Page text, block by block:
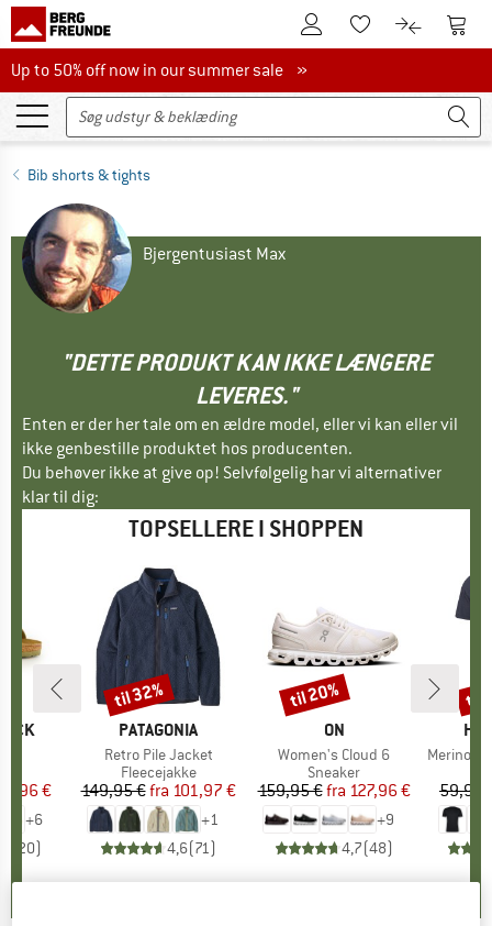
Til kundekontoenTil huskesedlen.
Til Til
Up to 50% off now in our summer sale
Up to 50% off now in our summer sale »
Bib shorts & tights
Bjergentusiast Max
"DETTE PRODUKT KAN IKKE LÆNGERE
LEVERES."
Enten er der her tale om en ældre model, eller vi kan eller vil
ikke genbestille produktet hos producenten.
Du behøver ikke at give op! Selvfølgelig har vi alternativer
klar til dig:
TOPSELLERE I SHOPPEN
pris
€
+6
20)
MÆRKE
PATAGONIA
Artikel
Retro Pile Jacket
Produktgruppe
Fleecejakke
Pris
149,95 € Nedsat pris
fra 101,97 €
+1
4,6(71)
Rabat
til 32%
MÆRKE
ON
Artikel
Women's Cloud 6
Produktgruppe
Sneaker
Pris
159,95 € Nedsat pris
fra 127,96 €
+9
4,7(48)
Rabat
til 20%
Artikel
MerinoMix150
59,95
til